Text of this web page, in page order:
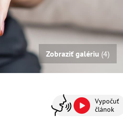
Zobraziť galériu (4)
Vypočuť
článok